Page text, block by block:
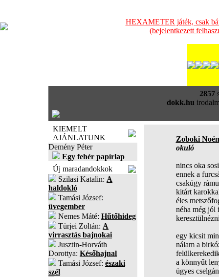
HEXAMETER játék, csak
(bejelentkezett
2857
dokk.hu
KIEMELT
AJÁNLATUNK
Demény Péter
Egy fehér papírlap
Új maradandokkok
Szilasi Katalin: A
haldokló
Tamási József:
üvegember
Nemes Máté: Hűtőhideg
Türjei Zoltán: A
virrasztás bajnokai
Jusztin-Horváth
Dorottya: Későhajnal
Tamási József: északi
szél
Zoboki
okuló
nincs oka
ennek a
csakúgy
kitárt
éles
néha még jól
egy kicsit
nálam a
a könnyűt
ügyes